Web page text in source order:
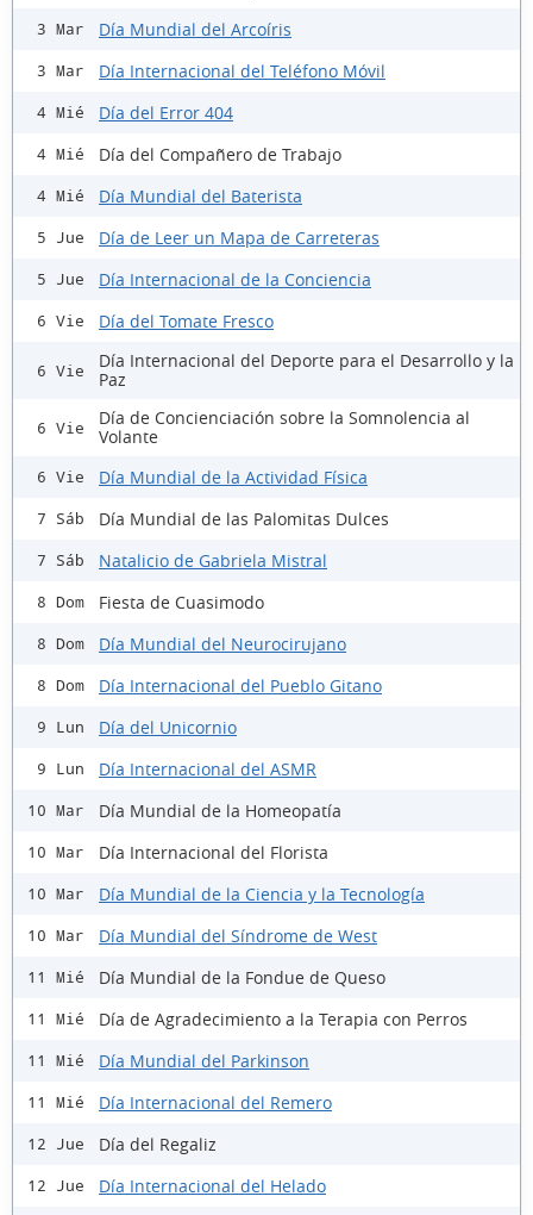
3 Mar Día Mundial del Arcoíris
3 Mar Día Internacional del Teléfono Móvil
4 Mié Día del Error 404
4 Mié Día del Compañero de Trabajo
4 Mié Día Mundial del Baterista
5 Jue Día de Leer un Mapa de Carreteras
5 Jue Día Internacional de la Conciencia
6 Vie Día del Tomate Fresco
6 Vie
Día Internacional del Deporte para el Desarrollo y la
Paz
6 Vie
Día de Concienciación sobre la Somnolencia al
Volante
6 Vie Día Mundial de la Actividad Física
7 Sáb Día Mundial de las Palomitas Dulces
7 Sáb Natalicio de Gabriela Mistral
8 Dom Fiesta de Cuasimodo
8 Dom Día Mundial del Neurocirujano
8 Dom Día Internacional del Pueblo Gitano
9 Lun Día del Unicornio
9 Lun Día Internacional del ASMR
10 Mar Día Mundial de la Homeopatía
10 Mar Día Internacional del Florista
10 Mar Día Mundial de la Ciencia y la Tecnología
10 Mar Día Mundial del Síndrome de West
11 Mié Día Mundial de la Fondue de Queso
11 Mié Día de Agradecimiento a la Terapia con Perros
11 Mié Día Mundial del Parkinson
11 Mié Día Internacional del Remero
12 Jue Día del Regaliz
12 Jue Día Internacional del Helado